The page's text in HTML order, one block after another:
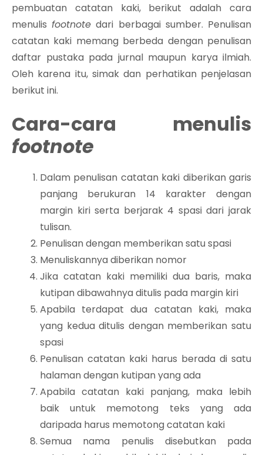
pembuatan catatan kaki, berikut adalah cara
menulisfootnote dari berbagai sumber. Penulisan
catatan kaki memang berbeda dengan penulisan
daftar pustaka pada jurnal maupun karya ilmiah.
Oleh karena itu, simak dan perhatikan penjelasan
berikut ini.
Cara-cara menulis
footnote
Dalam penulisan catatan kaki diberikan garis
panjang berukuran 14 karakter dengan
margin kiri serta berjarak 4 spasi dari jarak
tulisan.
Penulisan dengan memberikan satu spasi
Menuliskannya diberikan nomor
Jika catatan kaki memiliki dua baris, maka
kutipan dibawahnya ditulis pada margin kiri
Apabila terdapat dua catatan kaki, maka
yang kedua ditulis dengan memberikan satu
spasi
Penulisan catatan kaki harus berada di satu
halaman dengan kutipan yang ada
Apabila catatan kaki panjang, maka lebih
baik untuk memotong teks yang ada
daripada harus memotong catatan kaki
Semua nama penulis disebutkan pada